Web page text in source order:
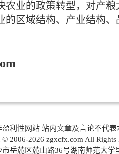
农业的政策转型，对产粮
区域结构、产业结构、
盈利性网站 站内文章及言论不代
© 2006-2026 zgxcfx.com All Rights
市岳麓区麓山路36号湖南师范大学